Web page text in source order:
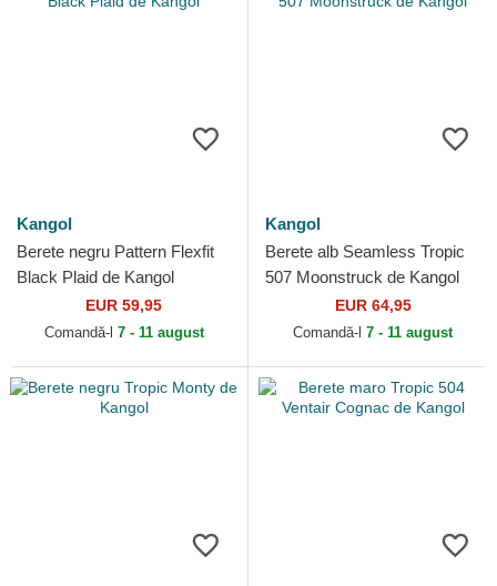
Kangol
Berete negru Pattern Flexfit
Black Plaid de Kangol
EUR 59,95
Comandă-l 7 - 11 august
Kangol
Berete alb Seamless Tropic
507 Moonstruck de Kangol
EUR 64,95
Comandă-l 7 - 11 august